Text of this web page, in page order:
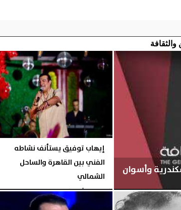
والثقافة
وأسوان
إيهاب توفيق يستأنف نشاطه
الفني بين القاهرة والساحل
الشمالي
الخميس، 6 أغسطس 2026 05:54 مـ